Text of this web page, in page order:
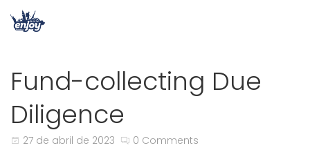
Fund-collecting Due
Diligence
27 de abril de 2023 0 Comments